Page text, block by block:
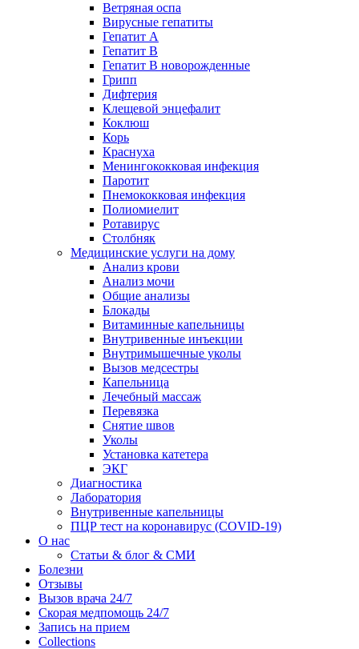
Ветряная оспа
Вирусные гепатиты
Гепатит А
Гепатит B
Гепатит B новорожденные
Грипп
Дифтерия
Клещевой энцефалит
Коклюш
Корь
Краснуха
Менингококковая инфекция
Паротит
Пнемококковая инфекция
Полиомиелит
Ротавирус
Столбняк
Медицинские услуги на дому
Анализ крови
Анализ мочи
Общие анализы
Блокады
Витаминные капельницы
Внутривенные инъекции
Внутримышечные уколы
Вызов медсестры
Капельница
Лечебный массаж
Перевязка
Снятие швов
Уколы
Установка катетера
ЭКГ
Диагностика
Лаборатория
Внутривенные капельницы
ПЦР тест на коронавирус (COVID-19)
О нас
Статьи & блог & СМИ
Болезни
Отзывы
Вызов врача 24/7
Скорая медпомощь 24/7
Запись на прием
Collections